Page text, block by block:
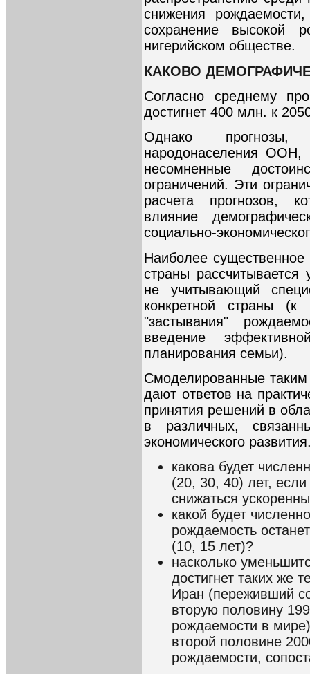
снижения
сохранение высокой
нигерийском обществе.
КАКОВО
Согласно среднему
достигнет 400 млн. к
Однако прогнозы,
народонаселения ООН,
несомненные
ограничений. Эти
расчета прогнозов,
влияние
социально-
Наиболее
страны рассчитывается
не учитывающий
конкретной страны (к
"застывания"
введение
планирования семьи).
Смоделированные
дают ответов на
принятия решений в
в различных,
экономического
какова будет
(20, 30, 40) лет,
снижаться
какой будет
рождаемость
(10, 15 лет)?
насколько
достигнет таких же
Иран (переживший
вторую половину
рождаемости в
второй половине
рождаемости,